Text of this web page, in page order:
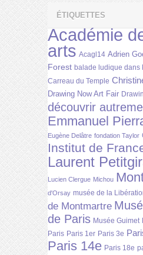
ÉTIQUETTES
Académie
arts Acagl14 Adrien
Forest balade ludique dans
Carreau du Temple
Drawing Now Art Fair
découvrir
Emmanuel
Eugène Delâtre fondation Taylor
Institut de
Laurent
Lucien Clergue Michou
d'Orsay musée de la
de Montmartre
de Paris Musée Guimet
Paris Paris 1er Paris 3e
Paris 14e Paris 18e